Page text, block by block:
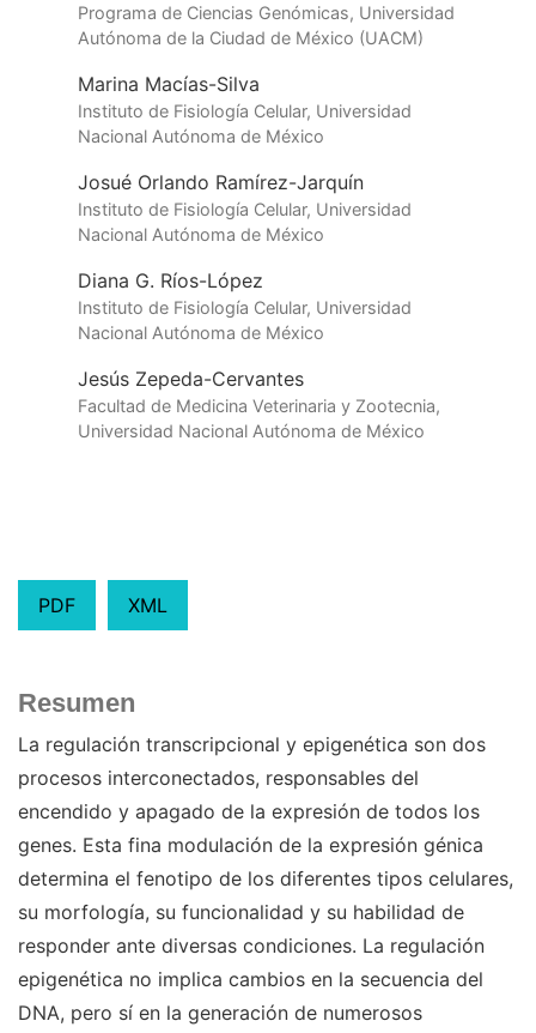
Programa de Ciencias Genómicas, Universidad
Autónoma de la Ciudad de México (UACM)
Marina Macías-Silva
Instituto de Fisiología Celular, Universidad
Nacional Autónoma de México
Josué Orlando Ramírez-Jarquín
Instituto de Fisiología Celular, Universidad
Nacional Autónoma de México
Diana G. Ríos-López
Instituto de Fisiología Celular, Universidad
Nacional Autónoma de México
Jesús Zepeda-Cervantes
Facultad de Medicina Veterinaria y Zootecnia,
Universidad Nacional Autónoma de México
PDF XML
Resumen
La regulación transcripcional y epigenética son dos
procesos interconectados, responsables del
encendido y apagado de la expresión de todos los
genes. Esta fina modulación de la expresión génica
determina el fenotipo de los diferentes tipos celulares,
su morfología, su funcionalidad y su habilidad de
responder ante diversas condiciones. La regulación
epigenética no implica cambios en la secuencia del
DNA, pero sí en la generación de numerosos